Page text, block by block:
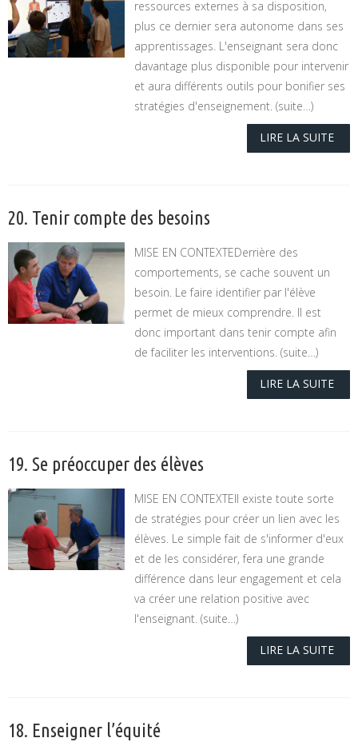
ressources externes à sa disposition,
plus ce dernier sera autonome dans ses
apprentissages. L'enseignant sera donc
davantage plus disponible pour intervenir
et aura différents outils pour bonifier ses
stratégies d'enseignement. (suite…)
LIRE LA SUITE
20. Tenir compte des besoins
MISE EN CONTEXTEDerrière des
comportements, se cache souvent un
besoin. Le faire identifier par l'élève
permet de mieux comprendre. Il est
donc important dans tenir compte afin
de faciliter les interventions. (suite…)
LIRE LA SUITE
19. Se préoccuper des élèves
MISE EN CONTEXTEIl existe toute sorte
de stratégies pour créer un lien avec les
élèves. Le simple fait de s'informer d'eux
et de les considérer, fera une grande
différence dans leur engagement et cela
va créer une relation positive avec
l'enseignant. (suite…)
LIRE LA SUITE
18. Enseigner l’équité